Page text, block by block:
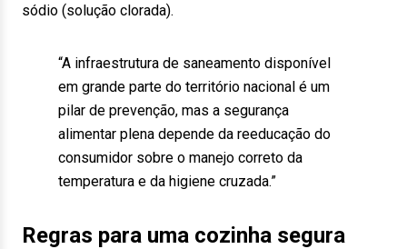
sódio (solução clorada).
“A infraestrutura de saneamento disponível
em grande parte do território nacional é um
pilar de prevenção, mas a segurança
alimentar plena depende da reeducação do
consumidor sobre o manejo correto da
temperatura e da higiene cruzada.”
Regras para uma cozinha segura